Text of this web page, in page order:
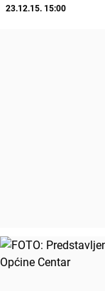
23.12.15. 15:00